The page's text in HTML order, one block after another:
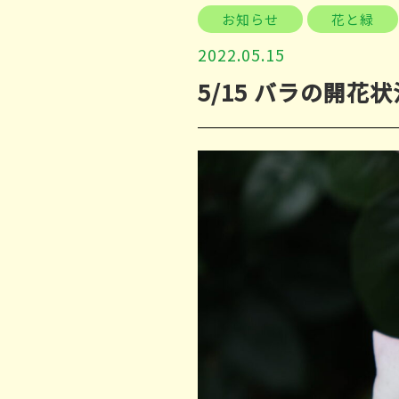
お知らせ 花と緑
2022.05.15
5/15 バラの開花状